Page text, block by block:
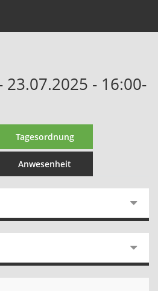
- 16:00-
Tagesordnung
Anwesenheit